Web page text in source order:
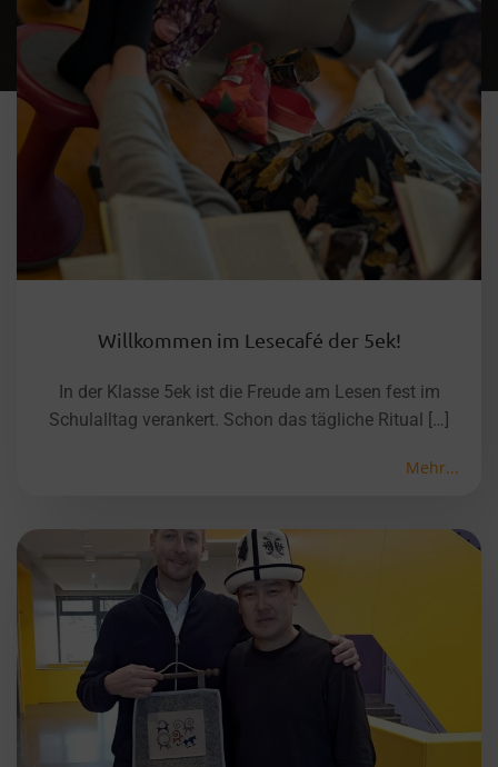
Willkommen im Lesecafé der 5ek!
In der Klasse 5ek ist die Freude am Lesen fest im
Schulalltag verankert. Schon das tägliche Ritual […]
Mehr...